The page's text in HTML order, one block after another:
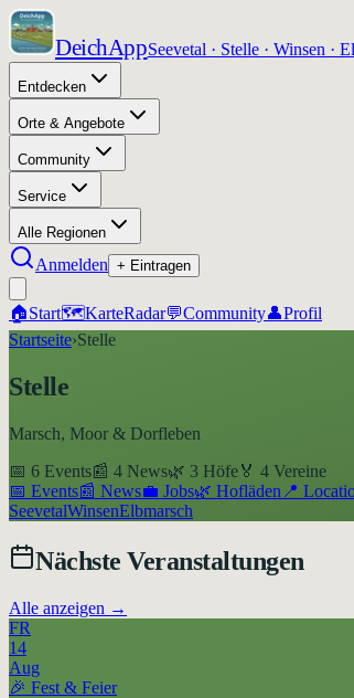
DeichAppSeevetal · Stelle · Winsen ·
Entdecken
Orte & Angebote
Community
Service
Alle Regionen
Anmelden + Eintragen
🏠Start🗺️KarteRadar💬Community👤Profil
Startseite›Stelle
Stelle
Marsch, Moor & Dorfleben
📅 6 Events📰 4 News🌿 3 Höfe🏅 4 Vereine
📅 Events📰 News💼 Jobs🌿 Hofläden 📍
SeevetalWinsenElbmarsch
Nächste Veranstaltungen
Alle anzeigen →
FR
14
Aug
🎉 Fest & Feier